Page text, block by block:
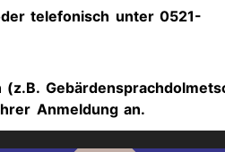
telefonisch unter 0521-
Anmeldung an.